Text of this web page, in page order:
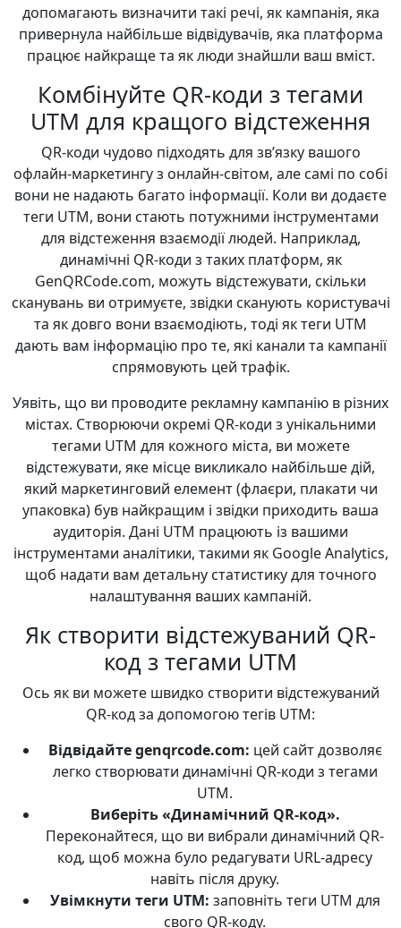
допомагають визначити такі речі, як кампанія, яка
привернула найбільше відвідувачів, яка платформа
працює найкраще та як люди знайшли ваш вміст.
Комбінуйте QR-коди з тегами
UTM для кращого відстеження
QR-коди чудово підходять для зв’язку вашого
офлайн-маркетингу з онлайн-світом, але самі по собі
вони не надають багато інформації. Коли ви додаєте
теги UTM, вони стають потужними інструментами
для відстеження взаємодії людей. Наприклад,
динамічні QR-коди з таких платформ, як
GenQRCode.com, можуть відстежувати, скільки
сканувань ви отримуєте, звідки сканують користувачі
та як довго вони взаємодіють, тоді як теги UTM
дають вам інформацію про те, які канали та кампанії
спрямовують цей трафік.
Уявіть, що ви проводите рекламну кампанію в різних
містах. Створюючи окремі QR-коди з унікальними
тегами UTM для кожного міста, ви можете
відстежувати, яке місце викликало найбільше дій,
який маркетинговий елемент (флаєри, плакати чи
упаковка) був найкращим і звідки приходить ваша
аудиторія. Дані UTM працюють із вашими
інструментами аналітики, такими як Google Analytics,
щоб надати вам детальну статистику для точного
налаштування ваших кампаній.
Як створити відстежуваний QR-
код з тегами UTM
Ось як ви можете швидко створити відстежуваний
QR-код за допомогою тегів UTM:
Відвідайте genqrcode.com: цей сайт дозволяє
легко створювати динамічні QR-коди з тегами
UTM.
Виберіть «Динамічний QR-код».
Переконайтеся, що ви вибрали динамічний QR-
код, щоб можна було редагувати URL-адресу
навіть після друку.
Увімкнути теги UTM: заповніть теги UTM для
свого QR-коду.